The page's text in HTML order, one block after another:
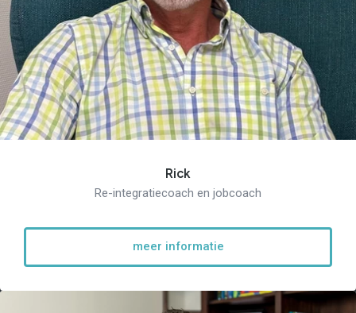
Re-integratie
Modulaire dienstverlening
WerkFit maken re-integratie
WerkFit in combinatie met
NaarWerk re-integratie
WerkBehoud
Starten als zelfstandige
Loopbaancoaching
Ons testcentrum
Aanvraag hand-out
LeerWerkburo
Rick
Re-integratiecoach en jobcoach
meer informatie